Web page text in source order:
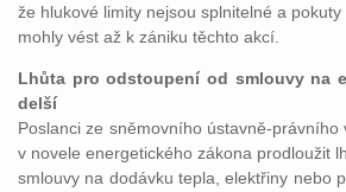
že hlukové limity nejsou splnitelné a
mohly vést až k zániku těchto akcí.
Lhůta pro odstoupení od smlouvy na
delší
Poslanci ze sněmovního ústavně-
v novele energetického zákona prodloužit
smlouvy na dodávku tepla, elektřiny nebo